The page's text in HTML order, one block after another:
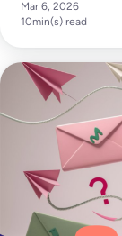
Mar 6, 2026
10min(s) read